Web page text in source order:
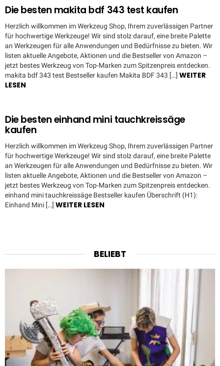
Die besten makita bdf 343 test kaufen
Herzlich willkommen im Werkzeug Shop, Ihrem zuverlässigen Partner
für hochwertige Werkzeuge! Wir sind stolz darauf, eine breite Palette
an Werkzeugen für alle Anwendungen und Bedürfnisse zu bieten. Wir
listen aktuelle Angebote, Aktionen und die Bestseller von Amazon –
jetzt bestes Werkzeug von Top-Marken zum Spitzenpreis entdecken.
makita bdf 343 test Bestseller kaufen Makita BDF 343 […] WEITER
LESEN
Die besten einhand mini tauchkreissäge
kaufen
Herzlich willkommen im Werkzeug Shop, Ihrem zuverlässigen Partner
für hochwertige Werkzeuge! Wir sind stolz darauf, eine breite Palette
an Werkzeugen für alle Anwendungen und Bedürfnisse zu bieten. Wir
listen aktuelle Angebote, Aktionen und die Bestseller von Amazon –
jetzt bestes Werkzeug von Top-Marken zum Spitzenpreis entdecken.
einhand mini tauchkreissäge Bestseller kaufen Überschrift (H1):
Einhand Mini […] WEITER LESEN
BELIEBT